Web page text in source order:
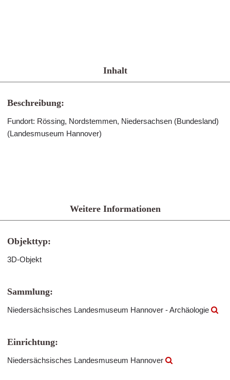
Inhalt
Beschreibung:
Fundort: Rössing, Nordstemmen, Niedersachsen (Bundesland)
(Landesmuseum Hannover)
Weitere Informationen
Objekttyp:
3D-Objekt
Sammlung:
Niedersächsisches Landesmuseum Hannover - Archäologie
Einrichtung:
Niedersächsisches Landesmuseum Hannover